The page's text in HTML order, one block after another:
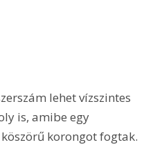
lehet vízszintes
is, amibe egy
korongot fogtak.